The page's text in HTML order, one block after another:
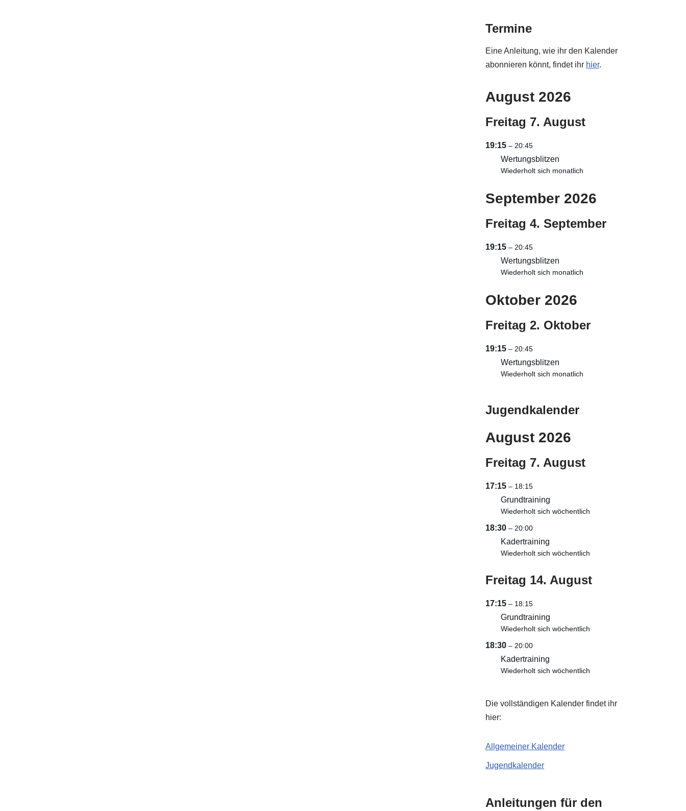
Termine
Eine Anleitung, wie ihr den Kalender
abonnieren könnt, findet ihr hier.
August 2026
Freitag 7. August
19:15 – 20:45
Wertungsblitzen
Wiederholt sich monatlich
September 2026
Freitag 4. September
19:15 – 20:45
Wertungsblitzen
Wiederholt sich monatlich
Oktober 2026
Freitag 2. Oktober
19:15 – 20:45
Wertungsblitzen
Wiederholt sich monatlich
Jugendkalender
August 2026
Freitag 7. August
17:15 – 18:15
Grundtraining
Wiederholt sich wöchentlich
18:30 – 20:00
Kadertraining
Wiederholt sich wöchentlich
Freitag 14. August
17:15 – 18:15
Grundtraining
Wiederholt sich wöchentlich
18:30 – 20:00
Kadertraining
Wiederholt sich wöchentlich
Die vollständigen Kalender findet ihr
hier:
Allgemeiner Kalender
Jugendkalender
Anleitungen für den